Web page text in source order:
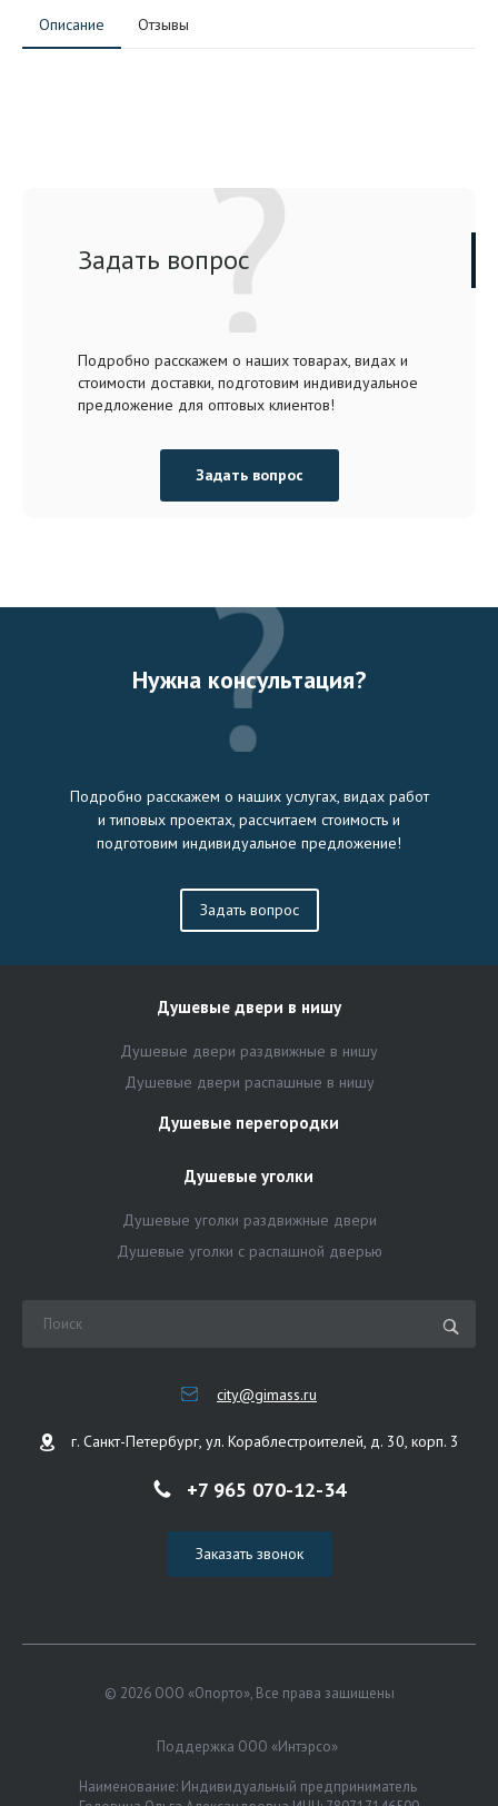
Описание Отзывы
Задать вопрос
Подробно расскажем о наших товарах, видах и
стоимости доставки, подготовим индивидуальное
предложение для оптовых клиентов!
Задать вопрос
Нужна консультация?
Подробно расскажем о наших услугах, видах работ
и типовых проектах, рассчитаем стоимость и
подготовим индивидуальное предложение!
Задать вопрос
Душевые двери в нишу
Душевые двери раздвижные в нишу
Душевые двери распашные в нишу
Душевые перегородки
Душевые уголки
Душевые уголки раздвижные двери
Душевые уголки с распашной дверью
city@gimass.ru
г. Санкт-Петербург, ул. Кораблестроителей, д. 30, корп. 3
+7 965 070-12-34
Заказать звонок
© 2026 ООО «Опорто», Все права защищены
Поддержка ООО «Интэрсо»
Наименование: Индивидуальный предприниматель